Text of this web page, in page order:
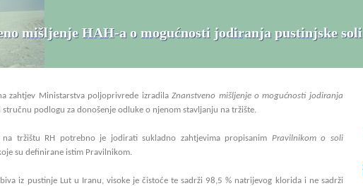
mišljenje HAH-a o mogućnosti jodiranja pustinjske soli
zahtjev Ministarstva poljoprivrede izradilaZnanstveno mišljenje o mogućnosti jodiranja
stručnu podlogu za donošenje odluke o njenom stavljanju na tržište.
tržištu RH potrebno je jodirati sukladno zahtjevima propisanim Pravilnikom o soli
su definirane istim Pravilnikom.
iz pustinje Lut u Iranu, visoke je čistoće te sadrži 98,5 % natrijevog klorida i ne sadrži